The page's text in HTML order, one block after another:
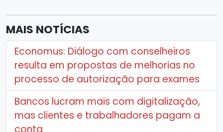
MAIS NOTÍCIAS
Economus: Diálogo com conselheiros
resulta em propostas de melhorias no
processo de autorização para exames
Bancos lucram mais com digitalização,
mas clientes e trabalhadores pagam a
conta